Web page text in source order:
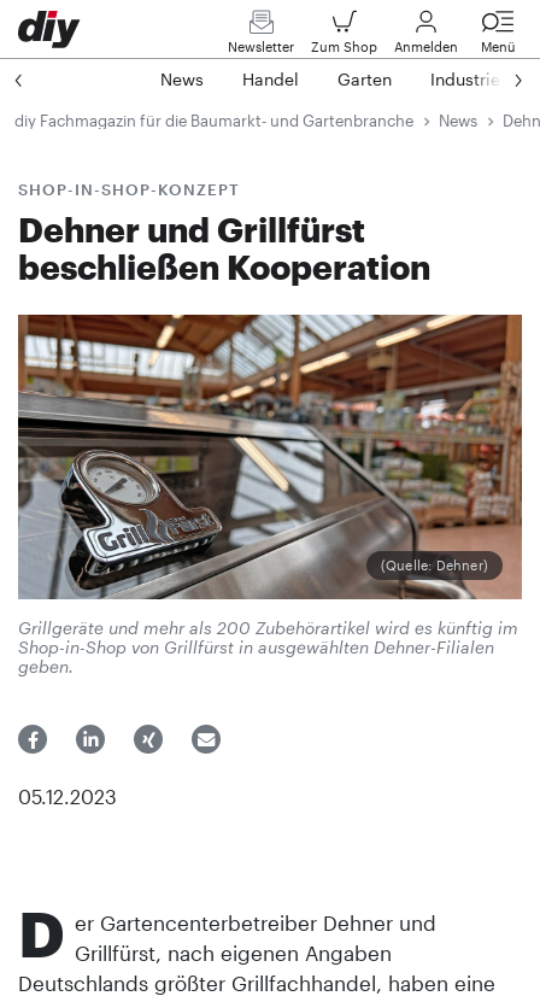
Newsletter Zum Shop Anmelden Menü
News Handel Garten Industrie
diy Fachmagazin für die Baumarkt- und Gartenbranche News
SHOP-IN-SHOP-KONZEPT
Dehner und Grillfürst
beschließen Kooperation
(Quelle: Dehner)
Grillgeräte und mehr als 200 Zubehörartikel wird es künftig im
Shop-in-Shop von Grillfürst in ausgewählten Dehner-Filialen
geben.
05.12.2023
D er Gartencenterbetreiber Dehner und
Grillfürst, nach eigenen Angaben
Deutschlands größter Grillfachhandel, haben eine